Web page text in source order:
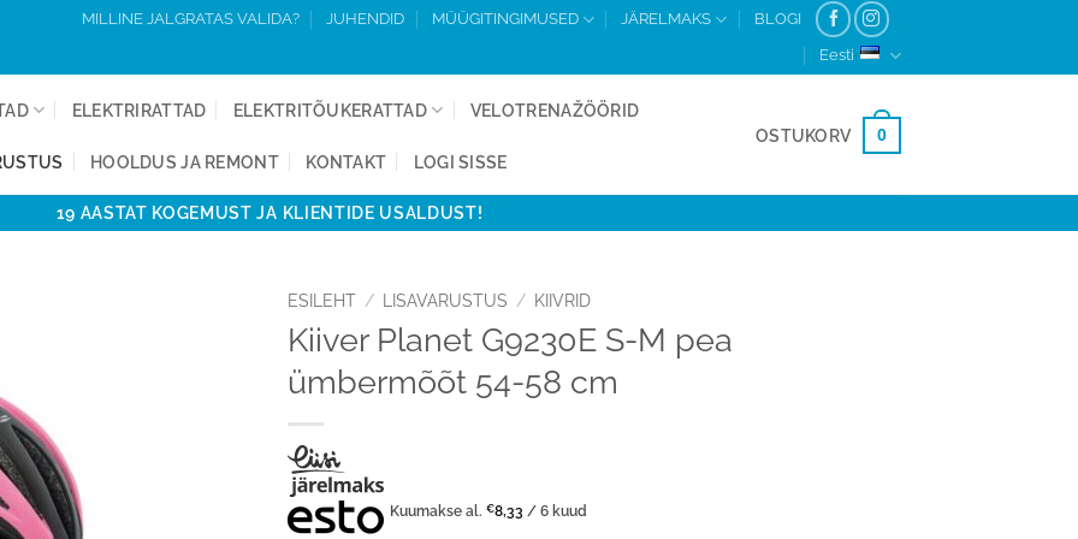
MILLINE JALGRATAS VALIDA? JUHENDID MÜÜGITINGIMUSED JÄRELMAKS
BLOGI
Eesti
ELEKTRIRATTAD ELEKTRITÕUKERATTAD VELOTRENAŽÖÖRID
HOOLDUS JA REMONT KONTAKT LOGI SISSE
OSTUKORV 0
19 AASTAT KOGEMUST JA KLIENTIDE USALDUST!
ESILEHT / LISAVARUSTUS / KIIVRID
Kiiver Planet G9230E S-M pea
ümbermõõt 54-58 cm
Kuumakse al. €8,33 / 6 kuud